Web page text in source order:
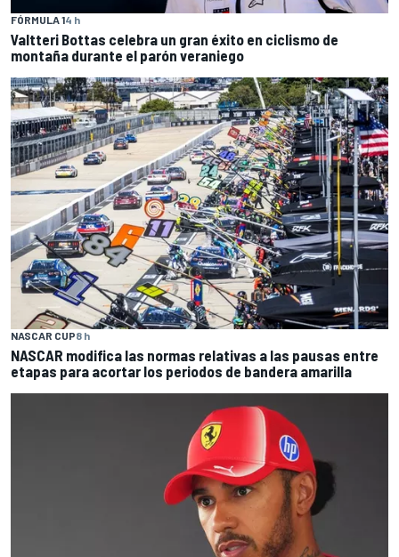
FÓRMULA 14 h
Valtteri Bottas celebra un gran éxito en ciclismo de
montaña durante el parón veraniego
NASCAR CUP8 h
NASCAR modifica las normas relativas a las pausas entre
etapas para acortar los periodos de bandera amarilla